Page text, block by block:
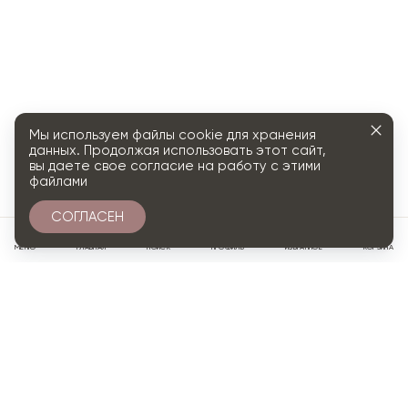
МЕНЮ ГЛАВНАЯ ПОИСК ПРОФИЛЬ ИЗБРАННОЕ КОРЗИНА
Мы используем файлы cookie для хранения
данных. Продолжая использовать этот сайт,
вы даете свое согласие на работу с этими
файлами
СОГЛАСЕН